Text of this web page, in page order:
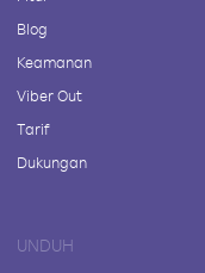
Blog
Keamanan
Viber Out
Tarif
Dukungan
UNDUH